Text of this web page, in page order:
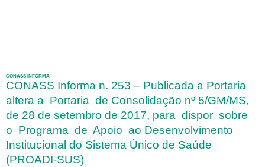
CONASS INFORMA
CONASS Informa n. 253 – Publicada a Portaria
altera a Portaria de Consolidação nº 5/GM/MS,
de 28 de setembro de 2017, para dispor sobre
o Programa de Apoio ao Desenvolvimento
Institucional do Sistema Único de Saúde
(PROADI-SUS)